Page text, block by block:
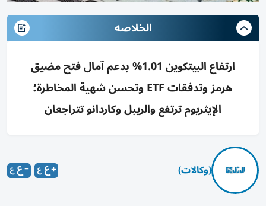
الخلاصه
ارتفاع البيتكوين 1.01% بدعم آمال فتح مضيق
هرمز وتدفقات ETF وتحسن شهية المخاطرة؛
الإيثريوم ترتفع والريبل وكاردانو تتراجعان
(وكالات)